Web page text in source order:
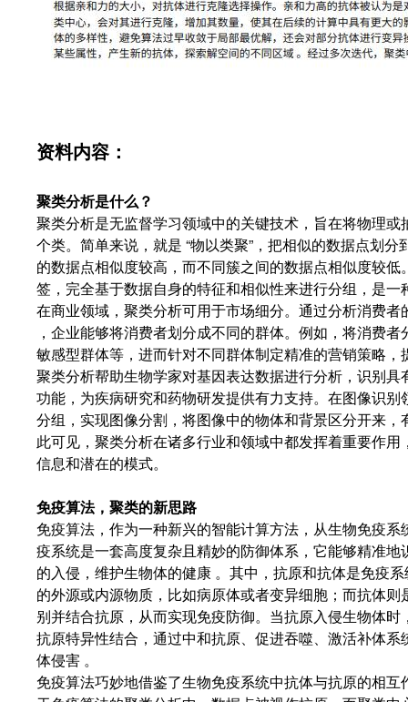
资料内容：
聚类分析是什么？
聚类分析是无监督学习领域中的关键技术，旨在将物理
个类。简单来说，就是 “物以类聚”，把相似的数据点划
的数据点相似度较高，而不同簇之间的数据点相似度较
签，完全基于数据自身的特征和相似性来进行分组，是
在商业领域，聚类分析可用于市场细分。通过分析消费
，企业能够将消费者划分成不同的群体。例如，将消费
敏感型群体等，进而针对不同群体制定精准的营销策略
聚类分析帮助生物学家对基因表达数据进行分析，识别
功能，为疾病研究和药物研发提供有力支持。在图像识
分组，实现图像分割，将图像中的物体和背景区分开来
此可见，聚类分析在诸多行业和领域中都发挥着重要作
信息和潜在的模式。
免疫算法，聚类的新思路
免疫算法，作为一种新兴的智能计算方法，从生物免疫
疫系统是一套高度复杂且精妙的防御体系，它能够精准
的入侵，维护生物体的健康 。其中，抗原和抗体是免疫
的外源或内源物质，比如病原体或者变异细胞；而抗体
别并结合抗原，从而实现免疫防御。当抗原入侵生物体
抗原特异性结合，通过中和抗原、促进吞噬、激活补体
体侵害 。
免疫算法巧妙地借鉴了生物免疫系统中抗体与抗原的相